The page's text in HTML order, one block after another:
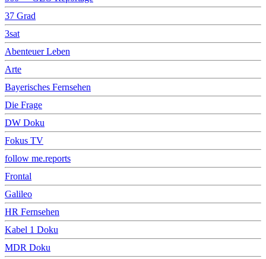
37 Grad
3sat
Abenteuer Leben
Arte
Bayerisches Fernsehen
Die Frage
DW Doku
Fokus TV
follow me.reports
Frontal
Galileo
HR Fernsehen
Kabel 1 Doku
MDR Doku